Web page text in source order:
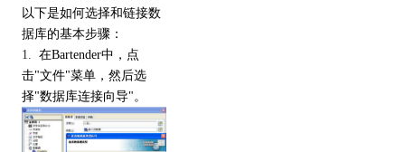
以下是如何选择和链接数
据库的基本步骤：
1. 在Bartender中，点
击"文件"菜单，然后选
择"数据库连接向导"。